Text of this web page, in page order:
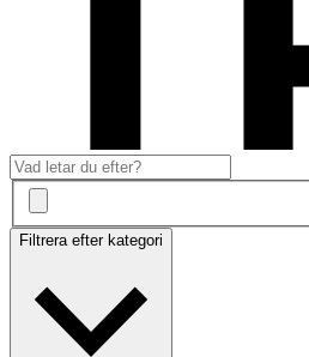
Filtrera efter kategori